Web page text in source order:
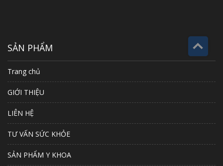
SẢN PHẨM
Trang chủ
GIỚI THIỆU
LIÊN HỆ
TƯ VẤN SỨC KHỎE
SẢN PHẨM Y KHOA